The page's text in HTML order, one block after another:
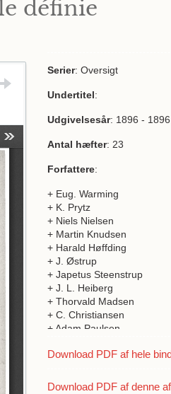
définie
Serier: Oversigt
Undertitel:
Udgivelsesår: 1896 - 1896
Antal hæfter: 23
Forfattere:
+ Eug. Warming
+ K. Prytz
+ Niels Nielsen
+ Martin Knudsen
+ Harald Høffding
+ J. Østrup
+ Japetus Steenstrup
+ J. L. Heiberg
+ Thorvald Madsen
+ C. Christiansen
+ Adam Paulsen
+ Carl Jul. Salomonsen
+ H. Valentiner
Download PDF af hele
Download PDF af denne